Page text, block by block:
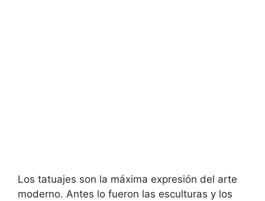
Los tatuajes son la máxima expresión del arte
moderno. Antes lo fueron las esculturas y los